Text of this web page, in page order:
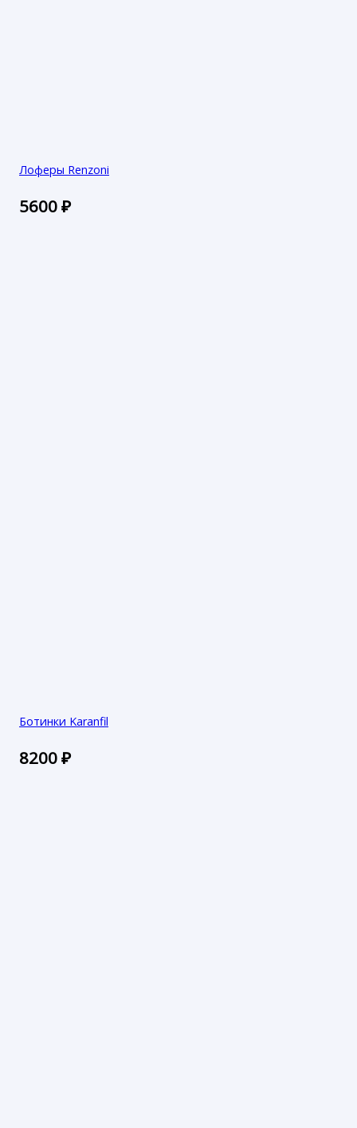
Лоферы Renzoni
5600₽
Ботинки Karanfil
8200₽